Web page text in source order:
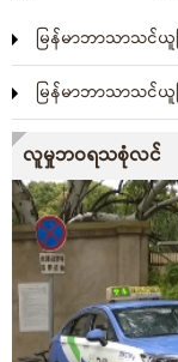
မြန်မာဘာသာသင်ယူ
မြန်မာဘာသာသင်ယူ
လူမှုဘဝရသစုံလင်